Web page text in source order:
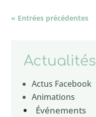
« Entrées précédentes
Actualités
Actus Facebook
Animations
Événements